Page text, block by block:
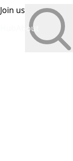
About
Join us